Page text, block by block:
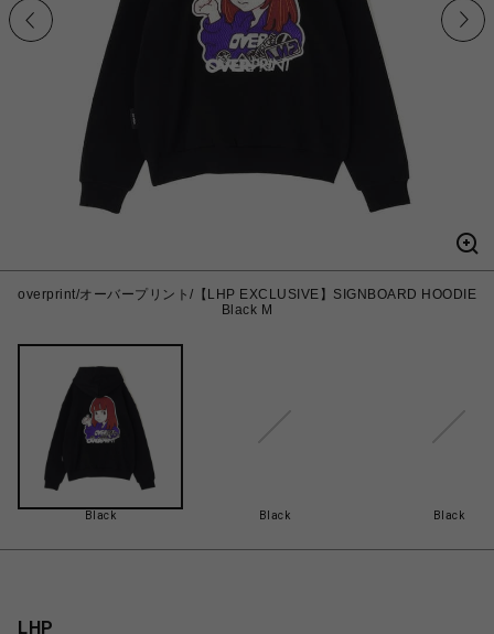
overprint/オーバープリント/【LHP EXCLUSIVE】SIGNBOARD HOODIE
Black M
Black Black Black
LHP